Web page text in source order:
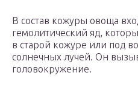
В состав кожуры овоща
гемолитический яд,
в старой кожуре или под
солнечных лучей. Он
головокружение.